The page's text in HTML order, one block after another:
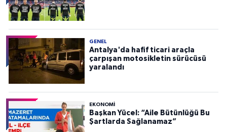
GENEL
Antalya'da hafif ticari araçla
çarpışan motosikletin sürücüsü
yaralandı
EKONOMI
Başkan Yücel: “Aile Bütünlüğü Bu
Şartlarda Sağlanamaz”